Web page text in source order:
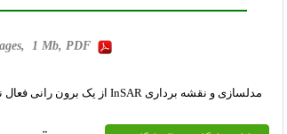
1 Mb, PDF
مدلسازی و نقشه برداری InSAR از یک برون رانی فعال نمک در ایران